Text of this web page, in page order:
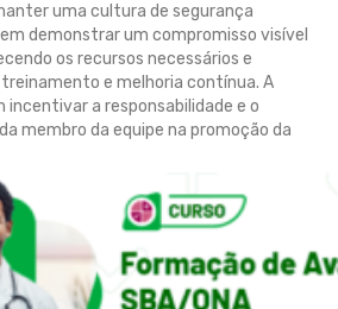
uma cultura de segurança
demonstrar um compromisso visível
os recursos necessários e
e melhoria contínua. A
incentivar a responsabilidade e o
membro da equipe na promoção da